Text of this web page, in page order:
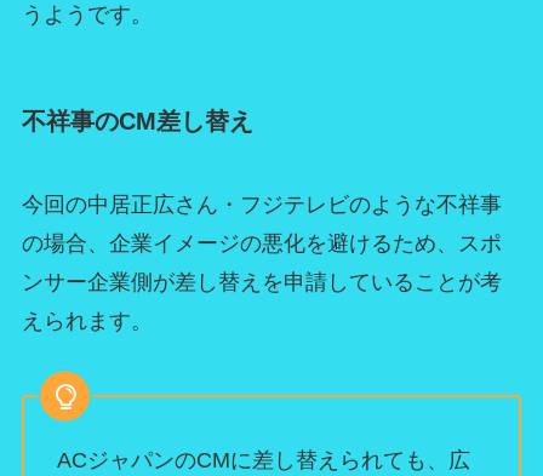
うようです。
不祥事のCM差し替え
今回の中居正広さん・フジテレビのような不祥事
の場合、企業イメージの悪化を避けるため、スポ
ンサー企業側が差し替えを申請していることが考
えられます。
ACジャパンのCMに差し替えられても、広